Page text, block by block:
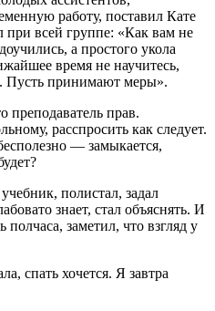
работу, поставил Кате
при всей группе: «Как вам не
а простого укола
время не научитесь,
Пусть принимают меры».
преподаватель прав.
расспросить как следует.
— замыкается,
полистал, задал
знает, стал объяснять. И
заметил, что взгляд у
спать хочется. Я завтра